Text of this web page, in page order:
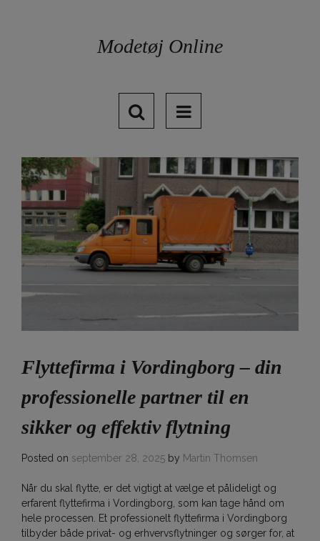
Modetøj Online
Flyttefirma i Vordingborg – din
professionelle partner til en
sikker og effektiv flytning
Posted on september 28, 2025 by Martin Thomsen
Når du skal flytte, er det vigtigt at vælge et pålideligt og
erfarent flyttefirma i Vordingborg, som kan tage hånd om
hele processen. Et professionelt flyttefirma i Vordingborg
tilbyder både privat- og erhvervsflytninger og sørger for, at